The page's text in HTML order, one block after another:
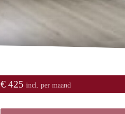
€ 425 incl. per maand